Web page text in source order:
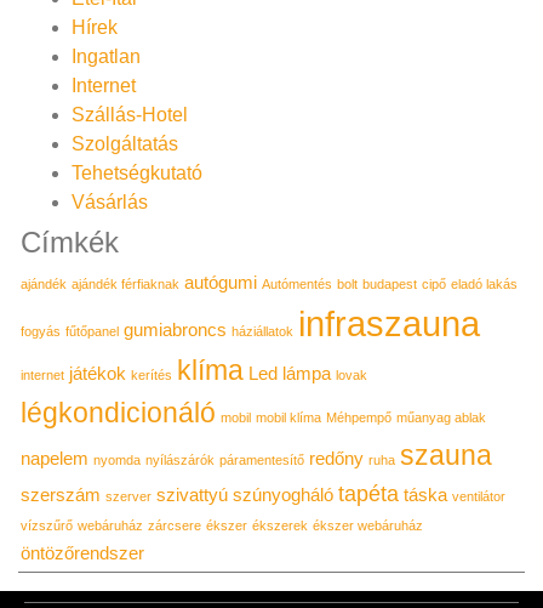
Hírek
Ingatlan
Internet
Szállás-Hotel
Szolgáltatás
Tehetségkutató
Vásárlás
Címkék
ajándék ajándék férfiaknak autógumi Autómentés bolt budapest cipő eladó lakás
fogyás fűtőpanel gumiabroncs háziállatok infraszauna
internet játékok kerítés klíma Led lámpa lovak
légkondicionáló mobil mobil klíma Méhpempő műanyag ablak
napelem nyomda nyílászárók páramentesítő redőny ruha szauna
szerszám szerver szivattyú szúnyogháló tapéta táska ventilátor
vízszűrő webáruház zárcsere ékszer ékszerek ékszer webáruház
öntözőrendszer